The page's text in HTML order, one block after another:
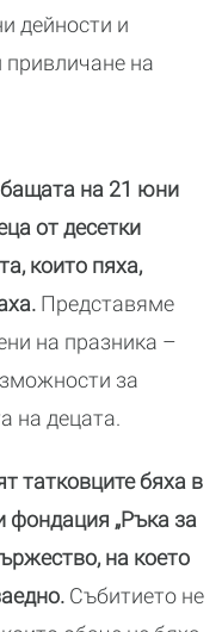
дейности и
привличане на
на 21 юни
от десетки
които пяха,
Представяме
на празника –
за
на децата.
татковците бяха в
„Ръка за
на което
Събитието не